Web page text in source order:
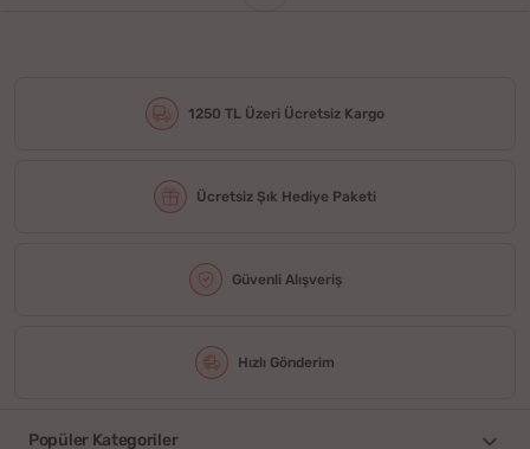
1250 TL Üzeri Ücretsiz Kargo
Ücretsiz Şık Hediye Paketi
Güvenli Alışveriş
Hızlı Gönderim
Popüler Kategoriler